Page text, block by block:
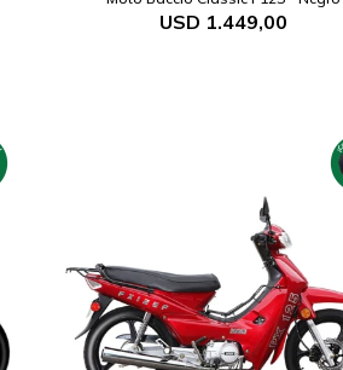
USD 1.449,00